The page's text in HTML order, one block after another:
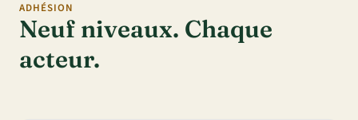
ADHÉSION
Neuf niveaux. Chaque
acteur.